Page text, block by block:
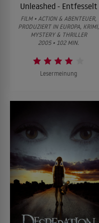
Unleashed - Entfesselt
FILM • ACTION & ABENTEUER,
PRODUZIERT IN EUROPA, KRIMI,
MYSTERY & THRILLER
2005 • 102 MIN.
Lesermeinung